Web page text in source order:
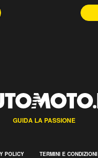
GUIDA LA PASSIONE
POLICY TERMINI E CONDIZIONI